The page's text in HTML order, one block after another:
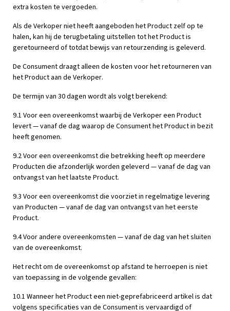
extra kosten te vergoeden.
Als de Verkoper niet heeft aangeboden het Product zelf op te
halen, kan hij de terugbetaling uitstellen tot het Product is
geretourneerd of totdat bewijs van retourzending is geleverd.
De Consument draagt alleen de kosten voor het retourneren van
het Product aan de Verkoper.
De termijn van 30 dagen wordt als volgt berekend:
9.1 Voor een overeenkomst waarbij de Verkoper een Product
levert — vanaf de dag waarop de Consument het Product in bezit
heeft genomen.
9.2 Voor een overeenkomst die betrekking heeft op meerdere
Producten die afzonderlijk worden geleverd — vanaf de dag van
ontvangst van het laatste Product.
9.3 Voor een overeenkomst die voorziet in regelmatige levering
van Producten — vanaf de dag van ontvangst van het eerste
Product.
9.4 Voor andere overeenkomsten — vanaf de dag van het sluiten
van de overeenkomst.
Het recht om de overeenkomst op afstand te herroepen is niet
van toepassing in de volgende gevallen:
10.1 Wanneer het Product een niet-geprefabriceerd artikel is dat
volgens specificaties van de Consument is vervaardigd of